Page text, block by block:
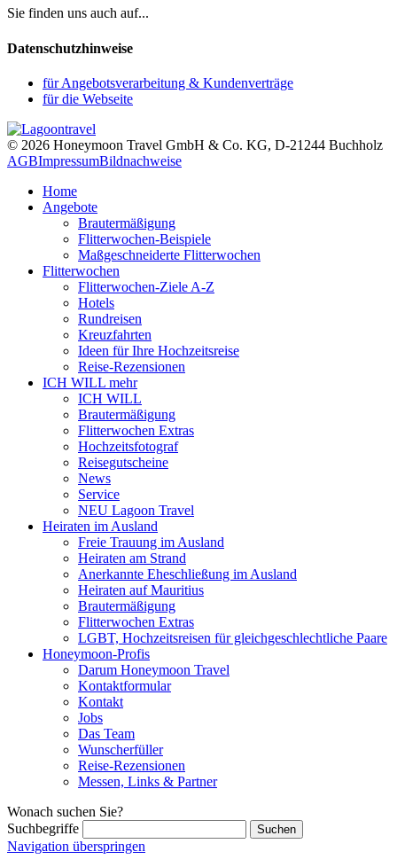
Sie finden uns auch auf...
Datenschutzhinweise
für Angebotsverarbeitung & Kundenverträge
für die Webseite
© 2026 Honeymoon Travel GmbH & Co. KG, D-21244 Buchholz
AGBImpressumBildnachweise
Home
Angebote
Brautermäßigung
Flitterwochen-Beispiele
Maßgeschneiderte Flitterwochen
Flitterwochen
Flitterwochen-Ziele A-Z
Hotels
Rundreisen
Kreuzfahrten
Ideen für Ihre Hochzeitsreise
Reise-Rezensionen
ICH WILL mehr
ICH WILL
Brautermäßigung
Flitterwochen Extras
Hochzeitsfotograf
Reisegutscheine
News
Service
NEU Lagoon Travel
Heiraten im Ausland
Freie Trauung im Ausland
Heiraten am Strand
Anerkannte Eheschließung im Ausland
Heiraten auf Mauritius
Brautermäßigung
Flitterwochen Extras
LGBT, Hochzeitsreisen für gleichgeschlechtliche Paare
Honeymoon-Profis
Darum Honeymoon Travel
Kontaktformular
Kontakt
Jobs
Das Team
Wunscherfüller
Reise-Rezensionen
Messen, Links & Partner
Wonach suchen Sie?
Suchbegriffe
Navigation überspringen